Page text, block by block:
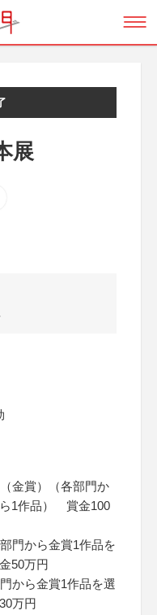
展
金賞）（各部門か
ら1作品） 賞金100
門から金賞1作品を
50万円
から金賞1作品を選
万円